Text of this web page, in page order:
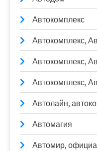
Автокомплекс
Автокомплекс,
Автокомплекс,
Автокомплекс,
Автолайн,
Автомагия
Автомир,